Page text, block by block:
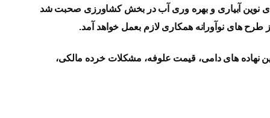
نوین آبیاری و بهره وری آب در بخش کشاورزی صحبت شد
های نوآورانه همکاری لازم بعمل خواهد آمد.
نهاده های دامی، قیمت علوفه، مشکلات خرده مالکی،